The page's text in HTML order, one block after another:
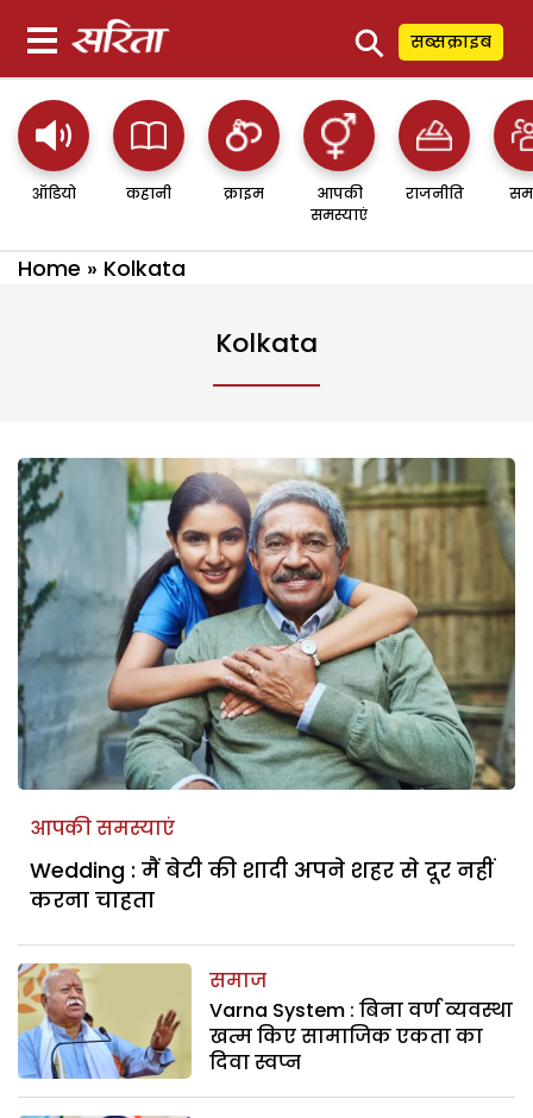
⚲ सब्सक्राइब
ऑडियो कहानी क्राइम
आपकी
समस्याएं
राजनीति
Home » Kolkata
Kolkata
आपकी समस्याएं
Wedding : मैं बेटी की शादी अपने शहर से दूर नहीं
करना चाहता
समाज
Varna System : बिना वर्ण व्यवस्था
खत्म किए सामाजिक एकता का
दिवा स्वप्न